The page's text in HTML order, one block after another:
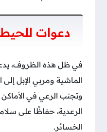
دعوات
في ظل هذه الظروف،
الماشية ومربي الإبل إلى
وتجنب الرعي في
الرعدية، حفاظًا على
الخسائر.